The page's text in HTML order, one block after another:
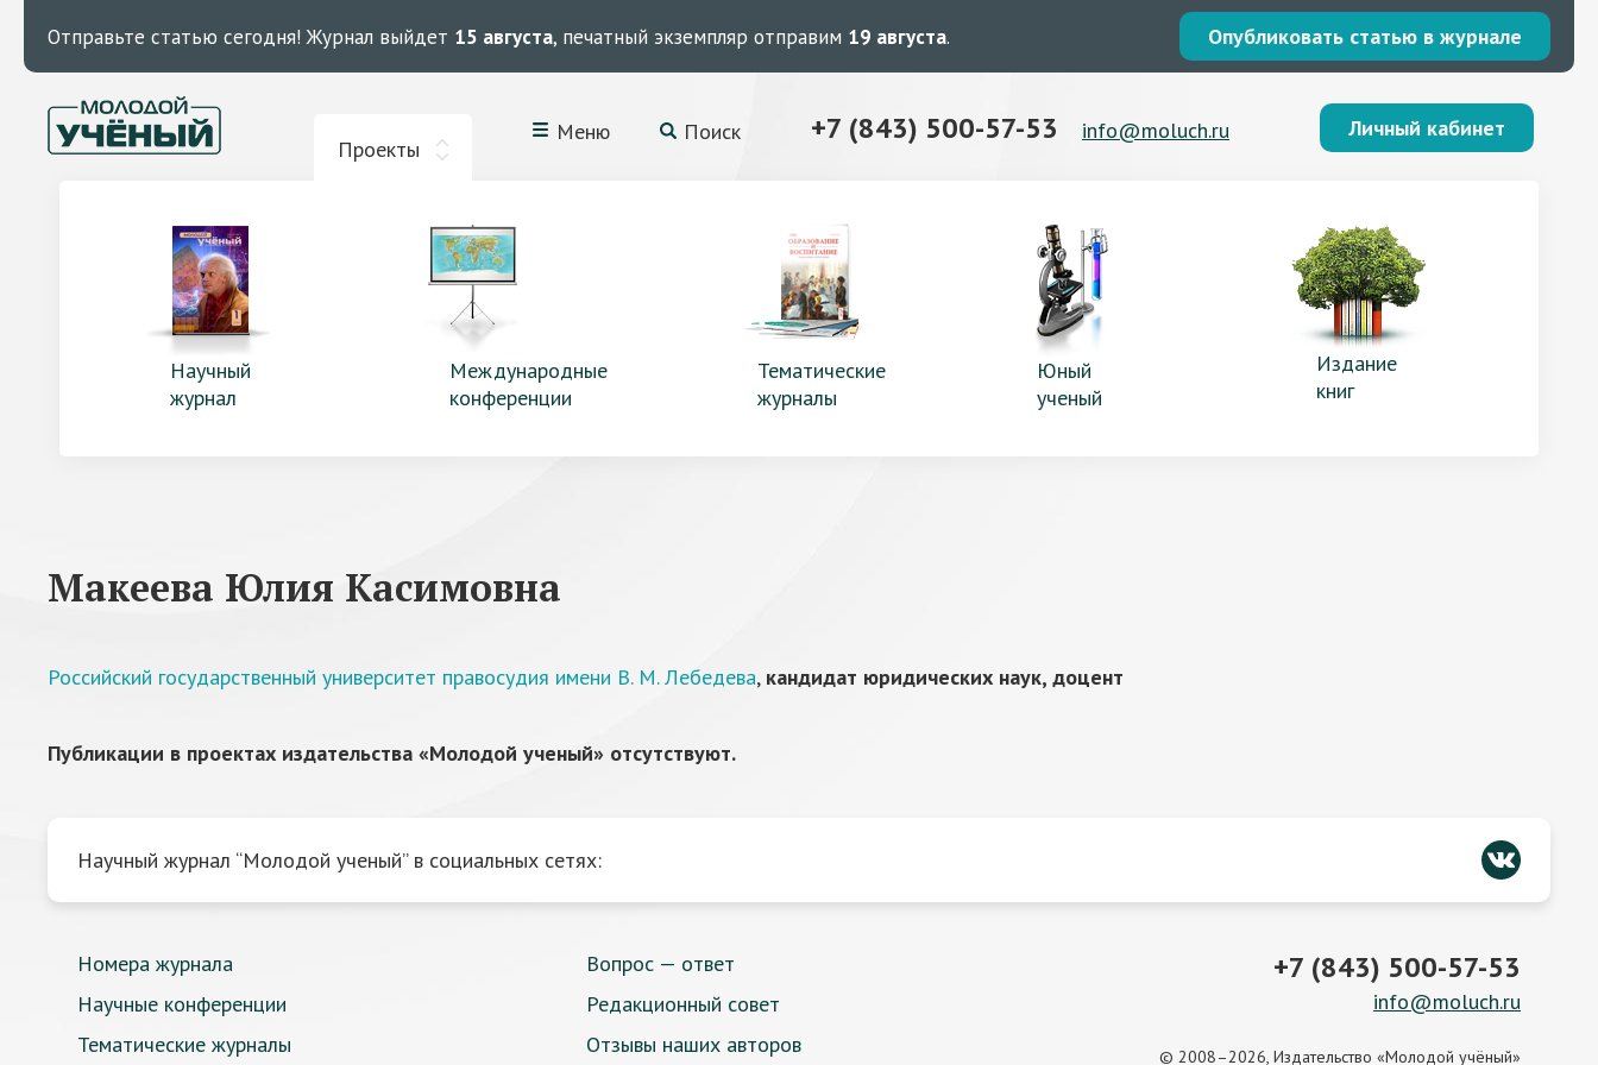
Отправьте статью сегодня! Журнал выйдет 15 августа, печатный экземпляр отправим 19 августа. Опубликовать статью в журнале
Проекты
Меню Поиск +7 (843) 500-57-53 info@moluch.ru Личный кабинет
Научный
журнал
Международные
конференции
Тематические
журналы
Юный
ученый
Издание
книг
Макеева Юлия Касимовна
Российский государственный университет правосудия имени В. М. Лебедева, кандидат юридических наук, доцент
Публикации в проектах издательства «Молодой ученый» отсутствуют.
Научный журнал “Молодой ученый” в социальных сетях:
Номера журнала
Научные конференции
Тематические журналы
Вопрос — ответ
Редакционный совет
Отзывы наших авторов
+7 (843) 500-57-53
info@moluch.ru
© 2008–2026, Издательство «Молодой учёный»